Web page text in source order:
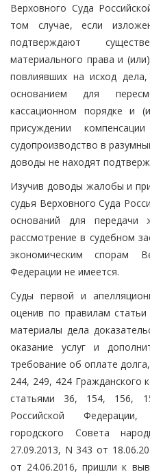
Верховного Суда
том случае, если
подтверждают
материального права и
повлиявших на исход
основанием для
кассационном порядке и
присуждении
судопроизводство в
доводы не находят
Изучив доводы жалобы и
судья Верховного Суда
оснований для передачи
рассмотрение в судебном
экономическим спорам
Федерации не имеется.
Суды первой и
оценив по правилам
материалы дела
оказание услуг и
требование об оплате
244, 249, 424 Гражданского
статьями 36, 154, 156,
Российской
городского Совета
27.09.2013, N 343 от
от 24.06.2016, пришли к